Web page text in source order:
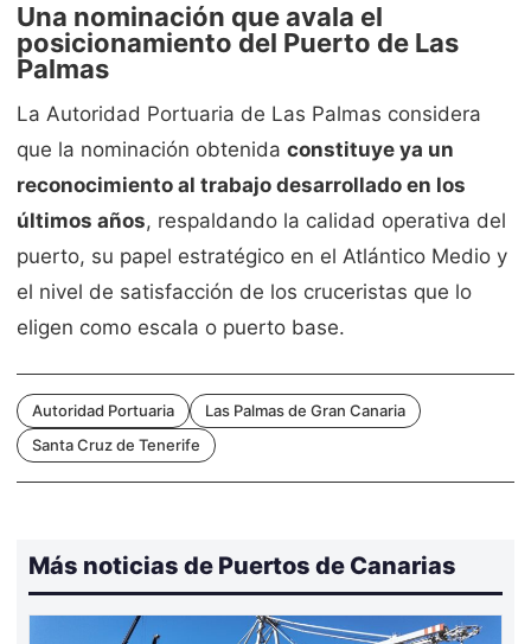
Una nominación que avala el
posicionamiento del Puerto de Las
Palmas
La Autoridad Portuaria de Las Palmas considera
que la nominación obtenida constituye ya un
reconocimiento al trabajo desarrollado en los
últimos años, respaldando la calidad operativa del
puerto, su papel estratégico en el Atlántico Medio y
el nivel de satisfacción de los cruceristas que lo
eligen como escala o puerto base.
Autoridad Portuaria
Las Palmas de Gran Canaria
Santa Cruz de Tenerife
Más noticias de Puertos de Canarias